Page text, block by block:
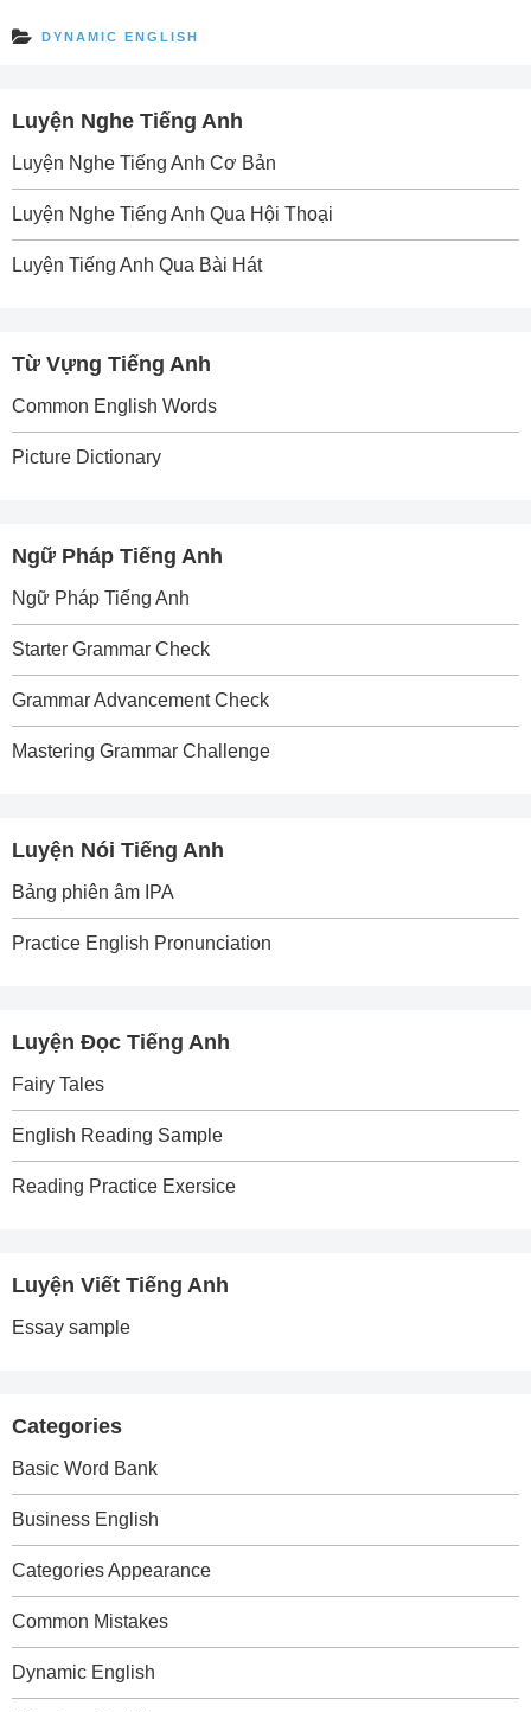
DYNAMIC ENGLISH
Luyện Nghe Tiếng Anh
Luyện Nghe Tiếng Anh Cơ Bản
Luyện Nghe Tiếng Anh Qua Hội Thoại
Luyện Tiếng Anh Qua Bài Hát
Từ Vựng Tiếng Anh
Common English Words
Picture Dictionary
Ngữ Pháp Tiếng Anh
Ngữ Pháp Tiếng Anh
Starter Grammar Check
Grammar Advancement Check
Mastering Grammar Challenge
Luyện Nói Tiếng Anh
Bảng phiên âm IPA
Practice English Pronunciation
Luyện Đọc Tiếng Anh
Fairy Tales
English Reading Sample
Reading Practice Exersice
Luyện Viết Tiếng Anh
Essay sample
Categories
Basic Word Bank
Business English
Categories Appearance
Common Mistakes
Dynamic English